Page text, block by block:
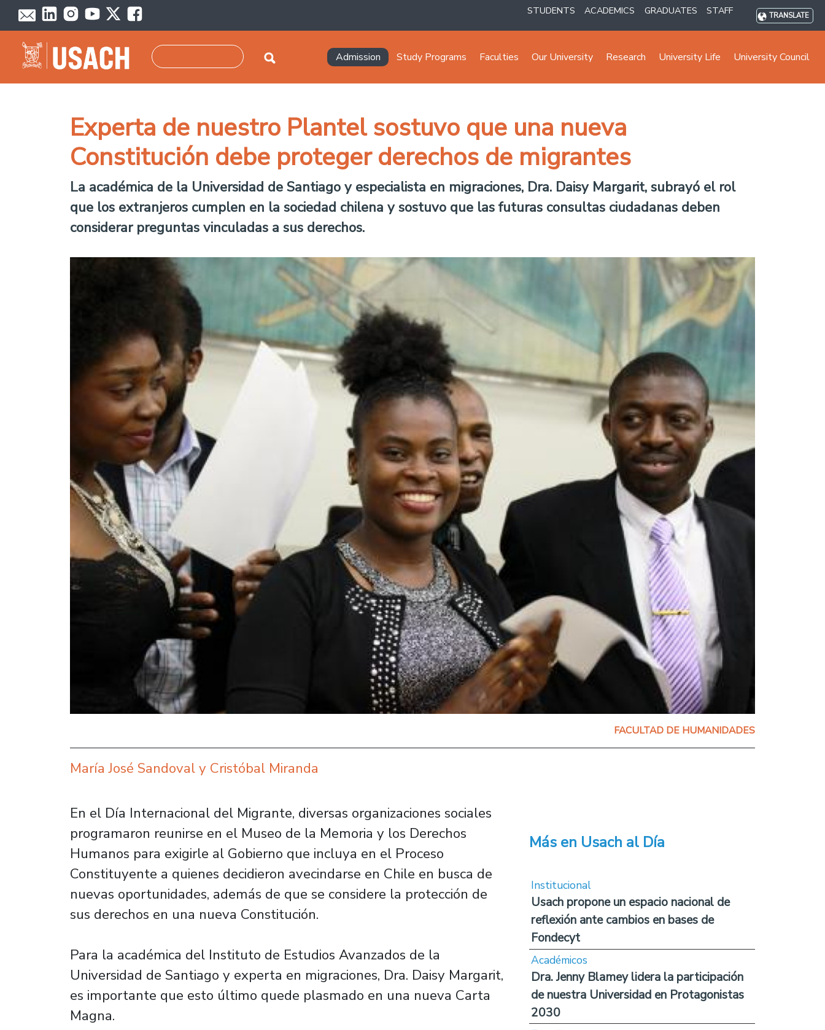
Skip to main content STUDENTS ACADEMICS GRADUATES STAFF TRANSLATE
Navegación principal
Admission Study Programs Faculties Our University Research University Life University Council
Experta de nuestro Plantel sostuvo que una nueva
Constitución debe proteger derechos de migrantes
La académica de la Universidad de Santiago y especialista en migraciones, Dra. Daisy Margarit, subrayó el rol
que los extranjeros cumplen en la sociedad chilena y sostuvo que las futuras consultas ciudadanas deben
considerar preguntas vinculadas a sus derechos.
FACULTAD DE HUMANIDADES
María José Sandoval y Cristóbal Miranda
En el Día Internacional del Migrante, diversas organizaciones sociales
programaron reunirse en el Museo de la Memoria y los Derechos
Humanos para exigirle al Gobierno que incluya en el Proceso
Constituyente a quienes decidieron avecindarse en Chile en busca de
nuevas oportunidades, además de que se considere la protección de
sus derechos en una nueva Constitución.
Para la académica del Instituto de Estudios Avanzados de la
Universidad de Santiago y experta en migraciones, Dra. Daisy Margarit,
es importante que esto último quede plasmado en una nueva Carta
Magna.
Más en Usach al Día
Institucional
Usach propone un espacio nacional de
reflexión ante cambios en bases de
Fondecyt
Académicos
Dra. Jenny Blamey lidera la participación
de nuestra Universidad en Protagonistas
2030